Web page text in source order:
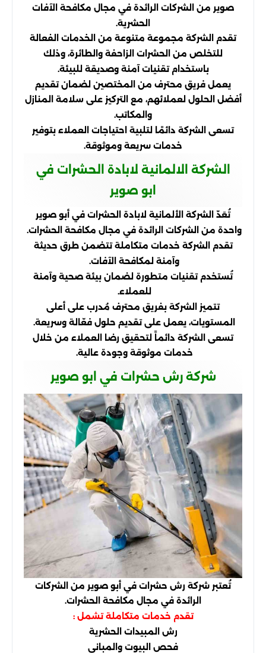
صوير من الشركات الرائدة في مجال مكافحة الآفات
الحشرية.
تقدم الشركة مجموعة متنوعة من الخدمات الفعالة
للتخلص من الحشرات الزاحفة والطائرة، وذلك
باستخدام تقنيات آمنة وصديقة للبيئة.
يعمل فريق محترف من المختصين لضمان تقديم
أفضل الحلول لعملائهم، مع التركيز على سلامة المنازل
والمكاتب.
تسعى الشركة دائمًا لتلبية احتياجات العملاء بتوفير
خدمات سريعة وموثوقة.
الشركة الالمانية لابادة الحشرات في
ابو صوير
تُعَدّ الشركة الألمانية لابادة الحشرات في أبو صوير
واحدة من الشركات الرائدة في مجال مكافحة الحشرات.
تقدم الشركة خدمات متكاملة تتضمن طرق حديثة
وآمنة لمكافحة الآفات.
تُستخدم تقنيات متطورة لضمان بيئة صحية وآمنة
للعملاء.
تتميز الشركة بفريق محترف مُدرب على أعلى
المستويات، يعمل على تقديم حلول فعّالة وسريعة.
تسعى الشركة دائماً لتحقيق رضا العملاء من خلال
خدمات موثوقة وجودة عالية.
شركة رش حشرات في ابو صوير
تُعتبر شركة رش حشرات في أبو صوير من الشركات
الرائدة في مجال مكافحة الحشرات.
تقدم خدمات متكاملة تشمل :
رش المبيدات الحشرية
فحص البيوت والمباني